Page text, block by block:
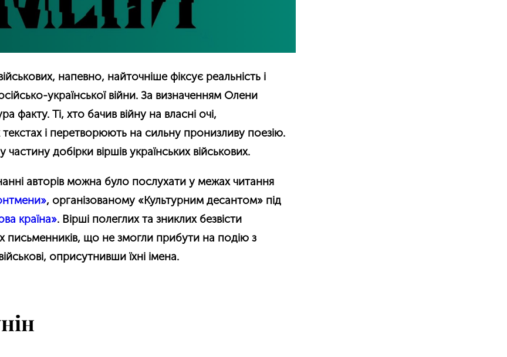
напевно, найточніше фіксує реальність і
української війни. За визначенням Олени
факту. Ті, хто бачив війну на власні очі,
текстах і перетворюють на сильну пронизливу поезію.
добірки віршів українських військових.
авторів можна було послухати у межах читання
, організованому «Культурним десантом» під
країна». Вірші полеглих та зниклих безвісти
письменників, що не змогли прибути на подію з
оприсутнивши їхні імена.